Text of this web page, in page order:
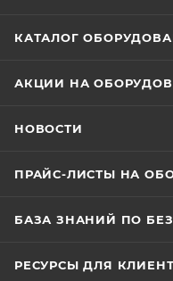
КАТАЛОГ
АКЦИИ НА
НОВОСТИ
ПРАЙС-ЛИСТЫ НА
БАЗА ЗНАНИЙ ПО
РЕСУРСЫ ДЛЯ